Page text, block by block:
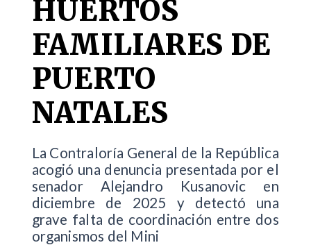
HUERTOS
FAMILIARES DE
PUERTO
NATALES
La Contraloría General de la República
acogió una denuncia presentada por el
senador Alejandro Kusanovic en
diciembre de 2025 y detectó una
grave falta de coordinación entre dos
organismos del Mini